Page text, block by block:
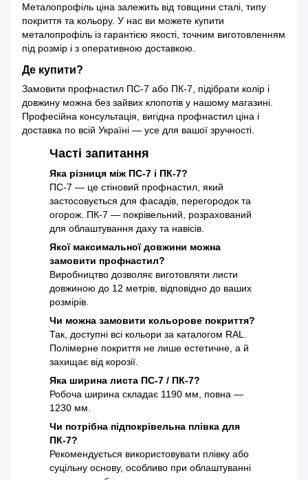
Металопрофіль ціна залежить від товщини сталі, типу
покриття та кольору. У нас ви можете купити
металопрофіль із гарантією якості, точним виготовленням
під розмір і з оперативною доставкою.
Де купити?
Замовити профнастил ПС-7 або ПК-7, підібрати колір і
довжину можна без зайвих клопотів у нашому магазині.
Професійна консультація, вигідна профнастил ціна і
доставка по всій Україні — усе для вашої зручності.
Часті запитання
Яка різниця між ПС-7 і ПК-7?
ПС-7 — це стіновий профнастил, який
застосовується для фасадів, перегородок та
огорож. ПК-7 — покрівельний, розрахований
для облаштування даху та навісів.
Якої максимальної довжини можна
замовити профнастил?
Виробництво дозволяє виготовляти листи
довжиною до 12 метрів, відповідно до ваших
розмірів.
Чи можна замовити кольорове покриття?
Так, доступні всі кольори за каталогом RAL.
Полімерне покриття не лише естетичне, а й
захищає від корозії.
Яка ширина листа ПС-7 / ПК-7?
Робоча ширина складає 1190 мм, повна —
1230 мм.
Чи потрібна підпокрівельна плівка для
ПК-7?
Рекомендується використовувати плівку або
суцільну основу, особливо при облаштуванні